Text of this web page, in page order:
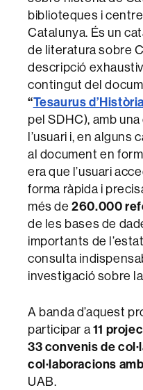
biblioteques i
Catalunya. És un
de literatura sobre
descripció
contingut del
“Tesaurus
pel SDHC), amb
l’usuari i, en alguns
al document en
era que l’usuari
forma ràpida i
més de260.000
de les bases de
importants de
consulta
investigació sobre
A banda d’aquest
participar a11
33 convenis de
col·laboracions
UAB.